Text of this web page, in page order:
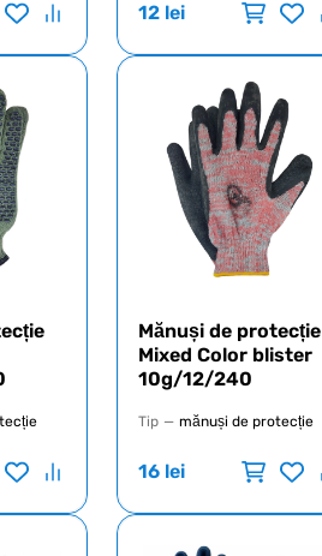
12 lei
Mănuși de protecție
Mixed Color blister
10g/12/240
Tip — mănuși de protecție
16 lei